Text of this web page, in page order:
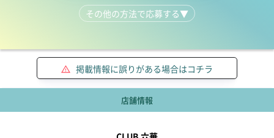
その他の方法で応募する▼
掲載情報に誤りがある場合はコチラ
店舗情報